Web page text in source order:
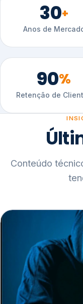
30+
Anos de
90%
Retenção de
Conteúdo